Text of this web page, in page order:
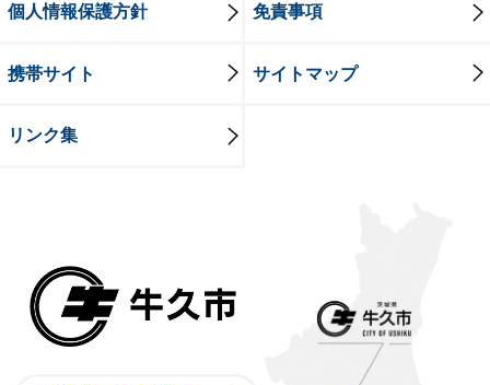
個人情報保護方針 免責事項
携帯サイト サイトマップ
リンク集